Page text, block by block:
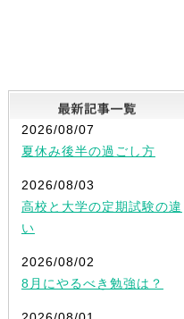
2026/08/07
夏休み後半の過ごし方
2026/08/03
高校と大学の定期試験の違
い
2026/08/02
8月にやるべき勉強は？